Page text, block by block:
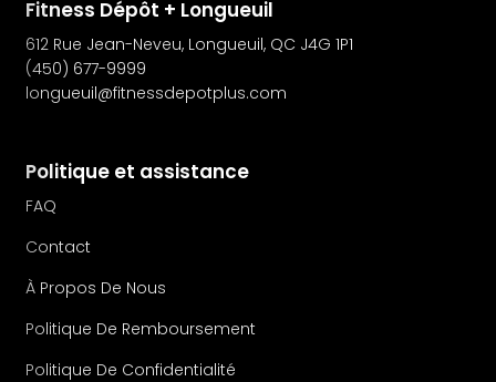
Fitness Dépôt + Longueuil
612 Rue Jean-Neveu, Longueuil, QC J4G 1P1
(450) 677-9999
longueuil@fitnessdepotplus.com
Politique et assistance
FAQ
Contact
À Propos De Nous
Politique De Remboursement
Politique De Confidentialité